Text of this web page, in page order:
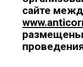
сайте
размещены